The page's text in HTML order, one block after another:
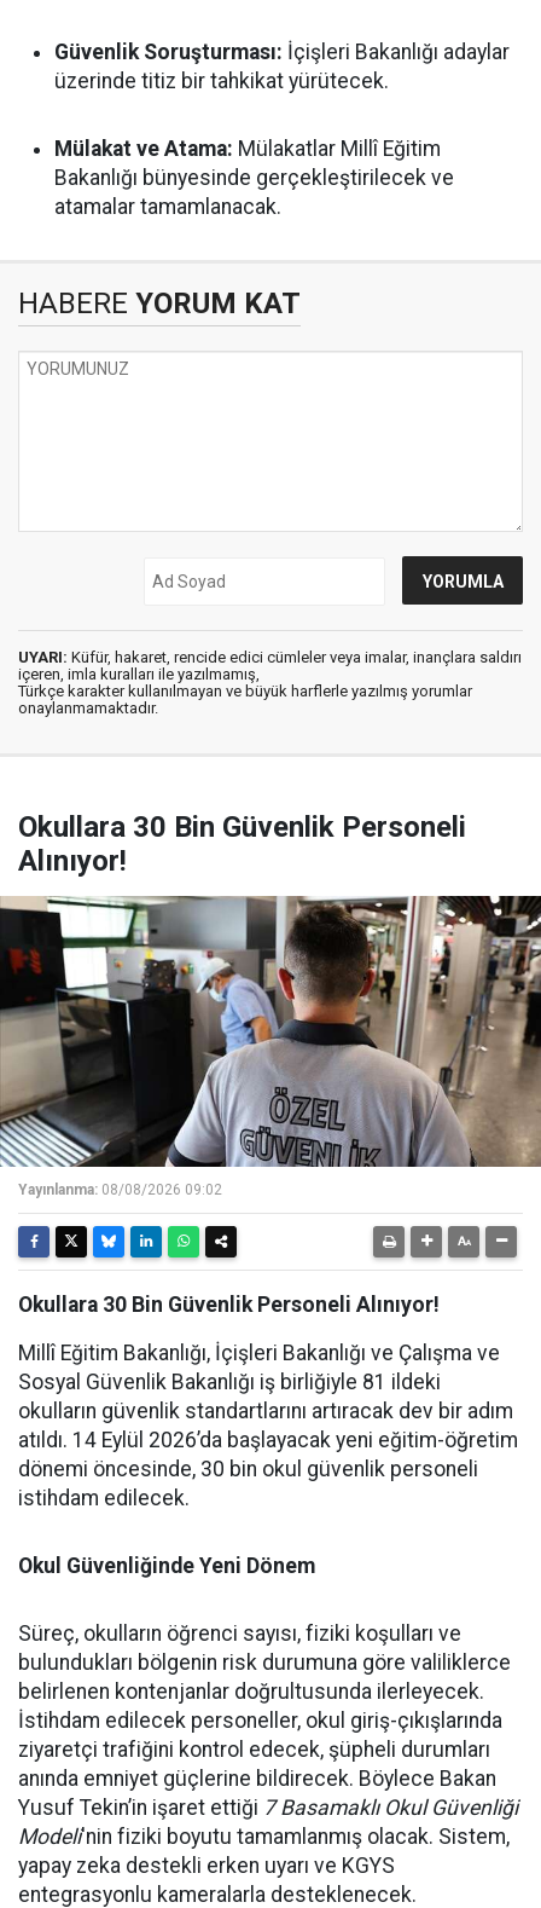
Güvenlik Soruşturması: İçişleri Bakanlığı adaylar
üzerinde titiz bir tahkikat yürütecek.
Mülakat ve Atama: Mülakatlar Millî Eğitim
Bakanlığı bünyesinde gerçekleştirilecek ve
atamalar tamamlanacak.
HABERE YORUM KAT
UYARI: Küfür, hakaret, rencide edici cümleler veya imalar, inançlara saldırı
içeren, imla kuralları ile yazılmamış,
Türkçe karakter kullanılmayan ve büyük harflerle yazılmış yorumlar
onaylanmamaktadır.
Okullara 30 Bin Güvenlik Personeli
Alınıyor!
Yayınlanma: 08/08/2026 09:02
Okullara 30 Bin Güvenlik Personeli Alınıyor!
Millî Eğitim Bakanlığı, İçişleri Bakanlığı ve Çalışma ve
Sosyal Güvenlik Bakanlığı iş birliğiyle 81 ildeki
okulların güvenlik standartlarını artıracak dev bir adım
atıldı. 14 Eylül 2026’da başlayacak yeni eğitim-öğretim
dönemi öncesinde, 30 bin okul güvenlik personeli
istihdam edilecek.
Okul Güvenliğinde Yeni Dönem
Süreç, okulların öğrenci sayısı, fiziki koşulları ve
bulundukları bölgenin risk durumuna göre valiliklerce
belirlenen kontenjanlar doğrultusunda ilerleyecek.
İstihdam edilecek personeller, okul giriş-çıkışlarında
ziyaretçi trafiğini kontrol edecek, şüpheli durumları
anında emniyet güçlerine bildirecek. Böylece Bakan
Yusuf Tekin’in işaret ettiği 7 Basamaklı Okul Güvenliği
Modeli'nin fiziki boyutu tamamlanmış olacak. Sistem,
yapay zeka destekli erken uyarı ve KGYS
entegrasyonlu kameralarla desteklenecek.